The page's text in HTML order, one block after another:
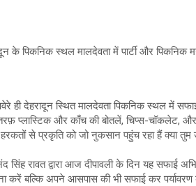
के पिकनिक स्थल मालदेवता में पार्टी और पिकनिक
ही देहरादून स्थित मालदेवता पिकनिक स्थल में
प्लास्टिक और काँच की बोतलें, चिप्स-चॉकलेट,
से प्रकृति को जो नुकसान पहुंच रहा हैं क्या
रावत द्वारा आज दीपावली के दिन यह सफाई
ना करें बल्कि अपने आसपास की भी सफाई कर